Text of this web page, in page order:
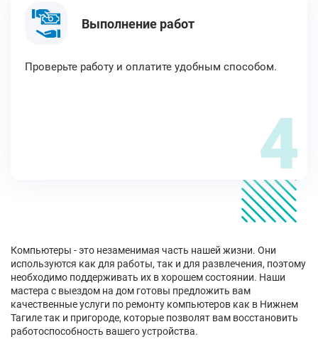
Выполнение работ
Проверьте работу и оплатите удобным способом.
4
Компьютеры - это незаменимая часть нашей жизни. Они
используются как для работы, так и для развлечения, поэтому
необходимо поддерживать их в хорошем состоянии. Наши
мастера с выездом на дом готовы предложить вам
качественные услуги по ремонту компьютеров как в Нижнем
Тагиле так и пригороде, которые позволят вам восстановить
работоспособность вашего устройства.